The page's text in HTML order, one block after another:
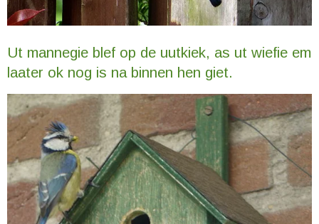
Ut mannegie blef op de uutkiek, as ut wiefie em
laater ok nog is na binnen hen giet.